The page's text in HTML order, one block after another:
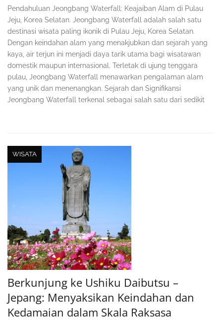
Pendahuluan Jeongbang Waterfall: Keajaiban Alam di Pulau
Jeju, Korea Selatan. Jeongbang Waterfall adalah salah satu
destinasi wisata paling ikonik di Pulau Jeju, Korea Selatan.
Dengan keindahan alam yang menakjubkan dan sejarah yang
kaya, air terjun ini menjadi daya tarik utama bagi wisatawan
domestik maupun internasional. Terletak di ujung tenggara
pulau, Jeongbang Waterfall menawarkan pengalaman alam
yang unik dan menenangkan. Sejarah dan Signifikansi
Jeongbang Waterfall terkenal sebagai salah satu dari sedikit
WISATA
Berkunjung ke Ushiku Daibutsu –
Jepang: Menyaksikan Keindahan dan
Kedamaian dalam Skala Raksasa